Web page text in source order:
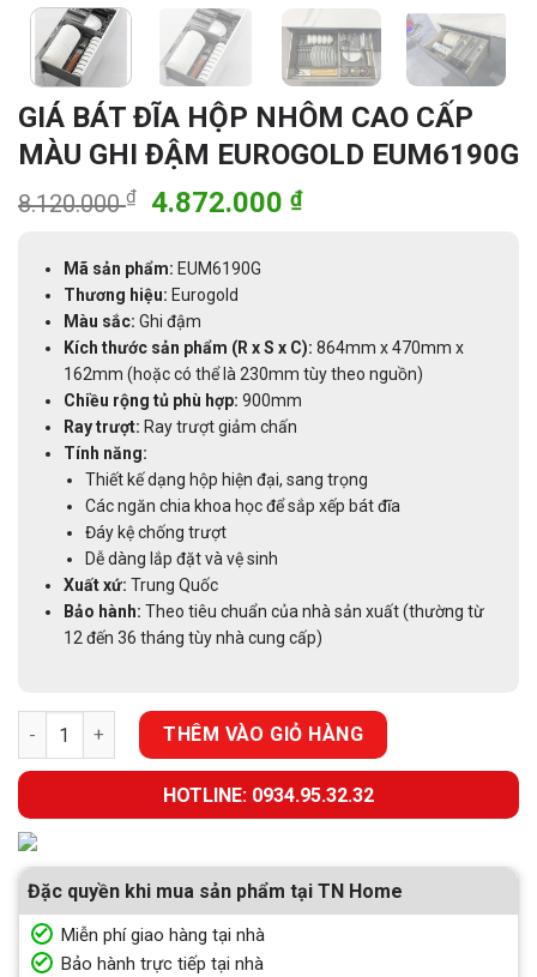
GIÁ BÁT ĐĨA HỘP NHÔM CAO CẤP
MÀU GHI ĐẬM EUROGOLD EUM6190G
8.120.000₫
Giá
là:
8.120.000 ₫.
4.872.000 ₫Giá
Mã sản phẩm: EUM6190G
Thương hiệu: Eurogold
Màu sắc: Ghi đậm
Kích thước sản phẩm (R x S x C): 864mm x 470mm x
162mm (hoặc có thể là 230mm tùy theo nguồn)
Chiều rộng tủ phù hợp: 900mm
Ray trượt: Ray trượt giảm chấn
Tính năng:
Thiết kế dạng hộp hiện đại, sang trọng
Các ngăn chia khoa học để sắp xếp bát đĩa
Đáy kệ chống trượt
Dễ dàng lắp đặt và vệ sinh
Xuất xứ: Trung Quốc
Bảo hành: Theo tiêu chuẩn của nhà sản xuất (thường từ
12 đến 36 tháng tùy nhà cung cấp)
GIÁ BÁT ĐĨA HỘP NHÔM CAO CẤP MÀU GHI ĐẬM EUROGOLD
THÊM VÀO GIỎ HÀNG
HOTLINE: 0934.95.32.32
Đặc quyền khi mua sản phẩm tại TN Home
Miễn phí giao hàng tại nhà
Bảo hành trực tiếp tại nhà